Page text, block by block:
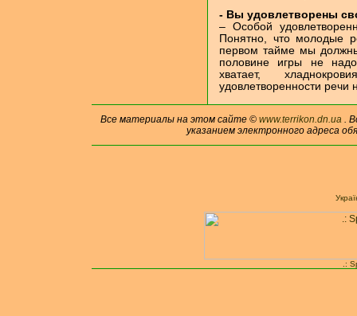
- Вы удовлетворены
– Особой
Понятно, что
первом тайме мы
половине игры не
хватает,
удовлетворенности речи
Все материалы на этом сайте © www.terrikon.dn.ua .
указанием электронного адреса
.: